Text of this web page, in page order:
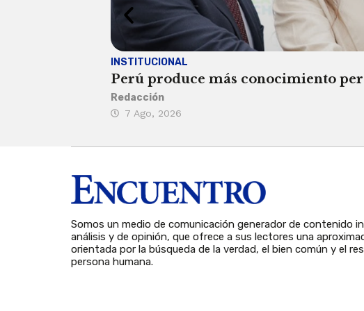
INSTITUCIONAL
Perú produce más conocimiento
Redacción
7 Ago, 2026
Somos un medio de comunicación generador de contenido
análisis y de opinión, que ofrece a sus lectores una
orientada por la búsqueda de la verdad, el bien común y el
persona humana.